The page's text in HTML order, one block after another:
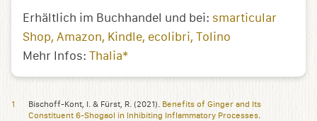
Erhältlich im Buchhandel und bei: smarticular
Shop Amazon Kindle ecolibri Tolino
Mehr Infos: Thalia*
Bischoff-Kont, I. & Fürst, R. (2021). Benefits of Ginger and Its
Constituent 6-Shogaol in Inhibiting Inflammatory Processes.